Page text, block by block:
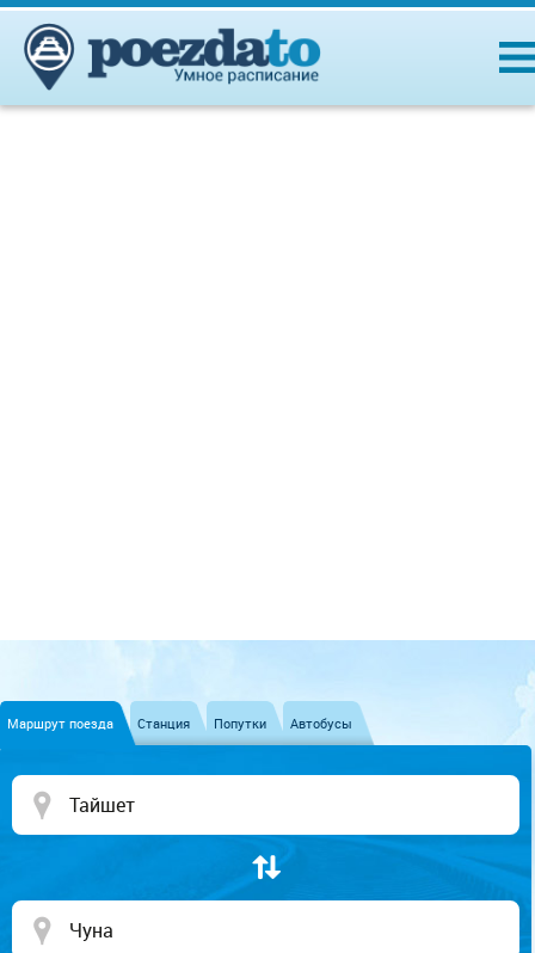
Маршрут поезда Станция Попутки Автобусы